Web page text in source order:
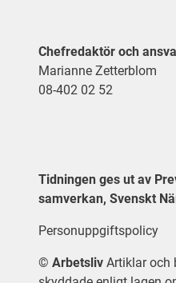
Chefredaktör och
Marianne Zetterblom
08-402 02 52
Tidningen ges ut av
samverkan, Svenskt
Personuppgiftspolicy
© Arbetsliv Artiklar och